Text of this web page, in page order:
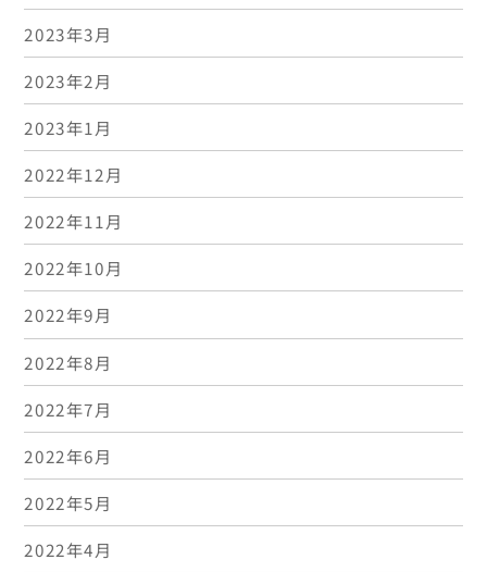
2023年3月
2023年2月
2023年1月
2022年12月
2022年11月
2022年10月
2022年9月
2022年8月
2022年7月
2022年6月
2022年5月
2022年4月